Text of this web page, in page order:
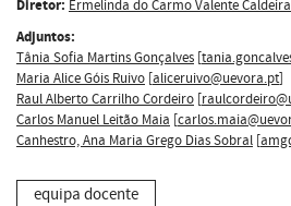
Diretor: Ermelinda do Carmo Valente Caldeira
Adjuntos:
Tânia Sofia Martins Gonçalves [
Maria Alice Góis Ruivo [aliceruivo@uevora.pt]
Raul Alberto Carrilho Cordeiro [
Carlos Manuel Leitão Maia [
Canhestro, Ana Maria Grego Dias Sobral [
equipa docente